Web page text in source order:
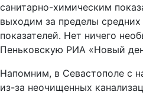
санитарно-химическим
выходим за пределы средних
показателей. Нет ничего
Пеньковскую РИА «Новый
Напомним, в Севастополе с
из-за неочищенных